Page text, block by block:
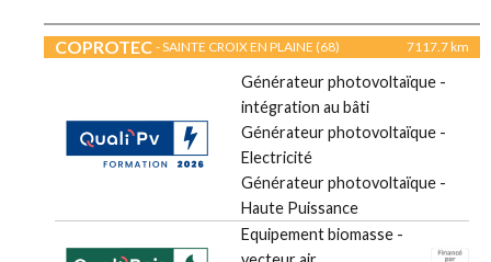
COPROTEC - SAINTE CROIX EN PLAINE (68) 7117.7 km
Générateur photovoltaïque -
intégration au bâti
Générateur photovoltaïque -
Electricité
Générateur photovoltaïque -
Haute Puissance
Equipement biomasse -